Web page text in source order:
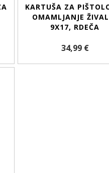
KARTUŠA ZA
OMAMLJANJE
9X17, RDEČA
34,99 €